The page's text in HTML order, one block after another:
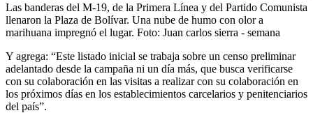
Las banderas del M-19, de la Primera Línea y del Partido Comunista
llenaron la Plaza de Bolívar. Una nube de humo con olor a
marihuana impregnó el lugar. Foto: Juan carlos sierra - semana
Y agrega: “Este listado inicial se trabaja sobre un censo preliminar
adelantado desde la campaña ni un día más, que busca verificarse
con su colaboración en las visitas a realizar con su colaboración en
los próximos días en los establecimientos carcelarios y penitenciarios
del país”.